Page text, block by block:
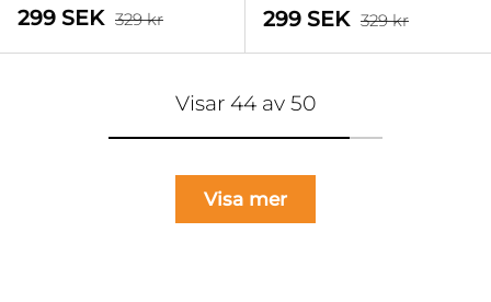
Försäljningspris
299 SEK Standardpris
329 kr
Försäljningspris
299 SEK Standardpris
329 kr
Visar 44 av 50
Visa mer